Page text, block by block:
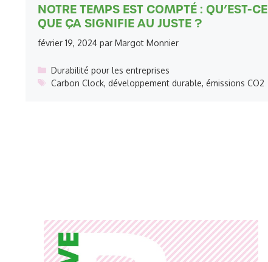
NOTRE TEMPS EST COMPTÉ : QU’EST-CE
QUE ÇA SIGNIFIE AU JUSTE ?
février 19, 2024 par Margot Monnier
Catégories
Durabilité pour les entreprises
Étiquettes
Carbon Clock,développement durable,émissions CO2